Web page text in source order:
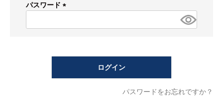
トイレ（便器）の交換はこちら
パスワード
須)
ログイン
パスワードをお忘れですか？